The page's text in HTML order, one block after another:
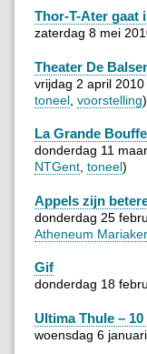
Thor-T-Ater gaat
zaterdag 8 mei
Theater De
vrijdag 2 april
toneel voorstelling)
La Grande
donderdag 11
NTGent, toneel)
Appels zijn
donderdag 25
Atheneum
Gif
donderdag 18
Ultima Thule –
woensdag 6